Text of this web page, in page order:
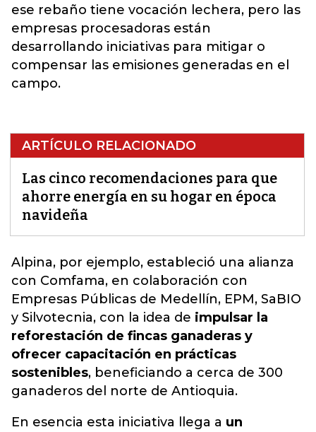
ese rebaño tiene vocación lechera, pero las
empresas procesadoras están
desarrollando iniciativas para mitigar o
compensar las emisiones generadas en el
campo.
ARTÍCULO RELACIONADO
Las cinco recomendaciones para que
ahorre energía en su hogar en época
navideña
Alpina, por ejemplo, estableció una alianza
con Comfama, en colaboración con
Empresas Públicas de Medellín, EPM, SaBIO
y Silvotecnia, con la idea de impulsar la
reforestación de fincas ganaderas y
ofrecer capacitación en prácticas
sostenibles, beneficiando a cerca de 300
ganaderos del norte de Antioquia.
En esencia esta iniciativa llega a un